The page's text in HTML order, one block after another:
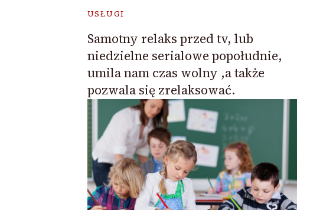
USŁUGI
Samotny relaks przed tv, lub
niedzielne serialowe popołudnie,
umila nam czas wolny ,a także
pozwala się zrelaksować.